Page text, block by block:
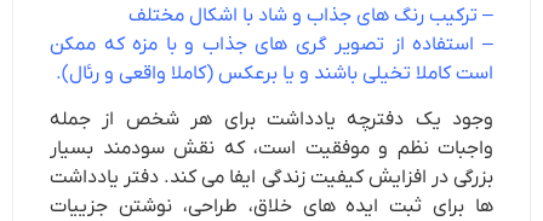
– ترکیب رنگ های جذاب و شاد با اشکال مختلف
– استفاده از تصویر گری های جذاب و با مزه که ممکن
است کاملا تخیلی باشند و یا برعکس (کاملا واقعی و رئال).
وجود یک دفترچه یادداشت برای هر شخص از جمله
واجبات نظم و موفقیت است، که نقش سودمند بسیار
بزرگی در افزایش کیفیت زندگی ایفا می کند. دفتر یادداشت
ها برای ثبت ایده های خلاق، طراحی، نوشتن جزییات